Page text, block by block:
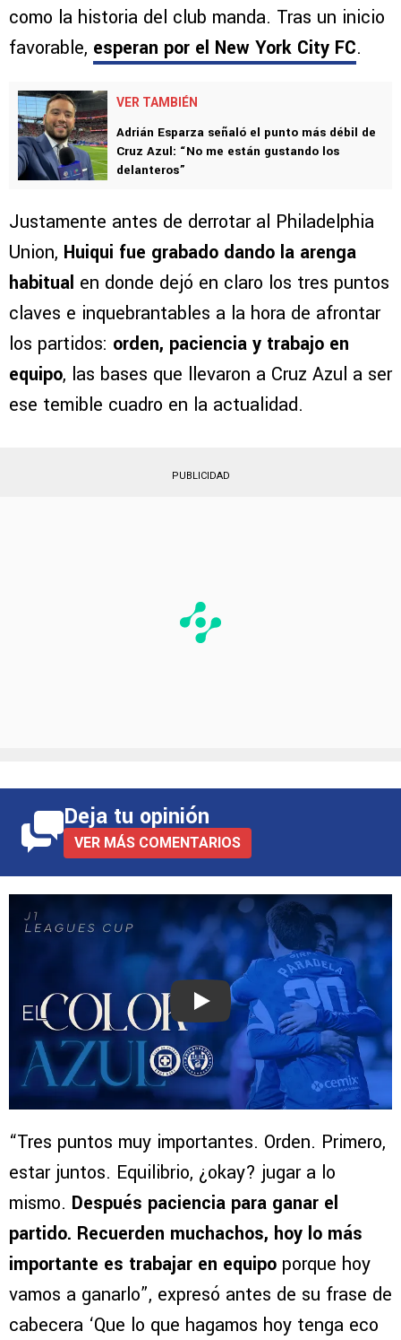
como la historia del club manda. Tras un inicio
favorable, esperan por el New York City FC.
VER TAMBIÉN
Adrián Esparza señaló el punto más débil de
Cruz Azul: “No me están gustando los
delanteros”
Justamente antes de derrotar al Philadelphia
Union, Huiqui fue grabado dando la arenga
habitual en donde dejó en claro los tres puntos
claves e inquebrantables a la hora de afrontar
los partidos: orden, paciencia y trabajo en
equipo, las bases que llevaron a Cruz Azul a ser
ese temible cuadro en la actualidad.
PUBLICIDAD
Deja tu opinión
VER MÁS COMENTARIOS
Play
“Tres puntos muy importantes. Orden. Primero,
estar juntos. Equilibrio, ¿okay? jugar a lo
mismo. Después paciencia para ganar el
partido. Recuerden muchachos, hoy lo más
importante es trabajar en equipo porque hoy
vamos a ganarlo”, expresó antes de su frase de
cabecera ‘Que lo que hagamos hoy tenga eco